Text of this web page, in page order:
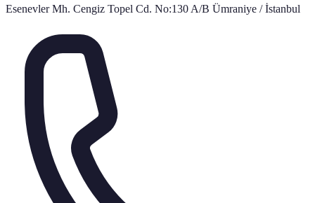
Esenevler Mh. Cengiz Topel Cd. No:130 A/B Ümraniye / İstanbul